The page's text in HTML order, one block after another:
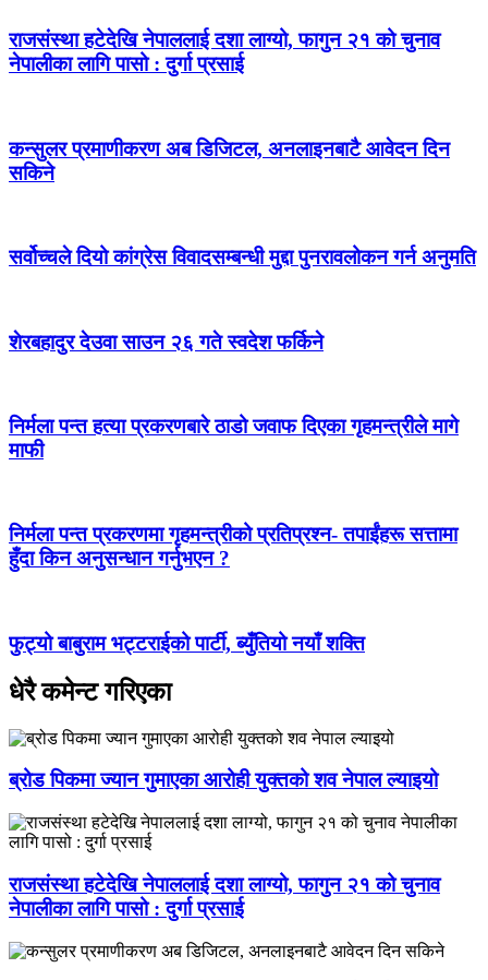
राजसंस्था हटेदेखि नेपाललाई दशा लाग्यो, फागुन २१ को चुनाव
नेपालीका लागि पासो : दुर्गा प्रसाई
कन्सुलर प्रमाणीकरण अब डिजिटल, अनलाइनबाटै आवेदन दिन
सकिने
सर्वोच्चले दियो कांग्रेस विवादसम्बन्धी मुद्दा पुनरावलोकन गर्न अनुमति
शेरबहादुर देउवा साउन २६ गते स्वदेश फर्किने
निर्मला पन्त हत्या प्रकरणबारे ठाडो जवाफ दिएका गृहमन्त्रीले मागे
माफी
निर्मला पन्त प्रकरणमा गृहमन्त्रीको प्रतिप्रश्न- तपाईंहरू सत्तामा
हुँदा किन अनुसन्धान गर्नुभएन ?
फुट्यो बाबुराम भट्टराईको पार्टी, ब्युँतियो नयाँ शक्ति
धेरै कमेन्ट गरिएका
ब्रोड पिकमा ज्यान गुमाएका आरोही युक्तको शव नेपाल ल्याइयो
राजसंस्था हटेदेखि नेपाललाई दशा लाग्यो, फागुन २१ को चुनाव
नेपालीका लागि पासो : दुर्गा प्रसाई